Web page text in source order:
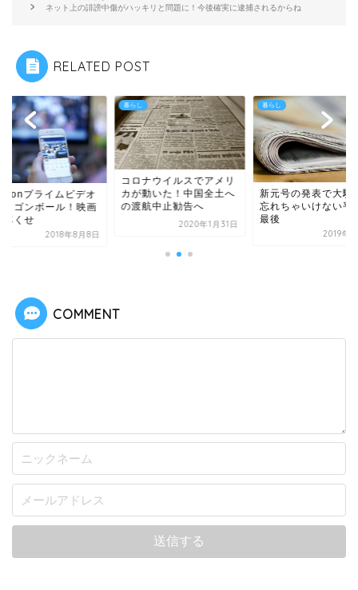
ネット上の誹謗中傷がハッキリと問題に！今後確実に逮捕されるからね
RELATED POST
プライムビデオ
ラゴンボール！映画
尽くせ
2018年8月8日
暮らし
コロナウイルスでアメリ
カが動いた！中国全土へ
の渡航中止勧告へ
2020年1月31日
暮らし
新元号の発表で大騒
忘れちゃいけない平
最後
2019年4
COMMENT